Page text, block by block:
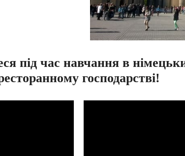
під час навчання в
господарстві!